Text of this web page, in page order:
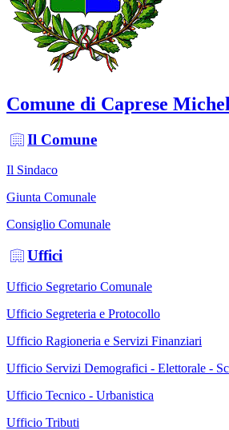
Comune di Caprese
Il Comune
Il Sindaco
Giunta Comunale
Consiglio Comunale
Uffici
Ufficio Segretario Comunale
Ufficio Segreteria e Protocollo
Ufficio Ragioneria e Servizi Finanziari
Ufficio Servizi Demografici - Elettorale -
Ufficio Tecnico - Urbanistica
Ufficio Tributi